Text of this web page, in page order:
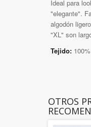
Ideal para
"elegante".
algodón
"XL" son
Tejido:
OTROS